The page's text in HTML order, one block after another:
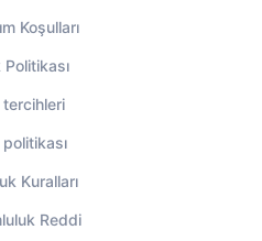
Koşulları
Politikası
tercihleri
Kuralları
Reddi